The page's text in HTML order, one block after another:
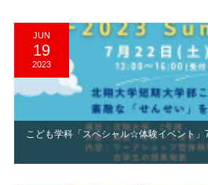
JUN
19
2023
こども学科「スペシャル☆体験イベント」